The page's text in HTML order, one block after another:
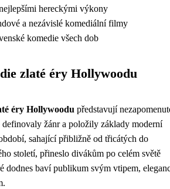
hereckými výkony
a nezávislé komediální filmy
komedie všech dob
zlaté éry Hollywoodu
éry Hollywoodu představují
žánr a položily základy moderní
sahající přibližně od třicátých do
století, přineslo divákům po celém světě
dodnes baví publikum svým vtipem,